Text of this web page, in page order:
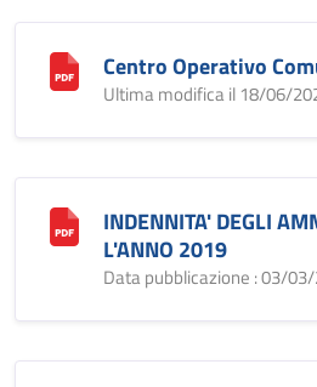
Centro Operativo
Ultima modifica il 18/06/
INDENNITA' DEGLI
L'ANNO 2019
Data pubblicazione : 03/